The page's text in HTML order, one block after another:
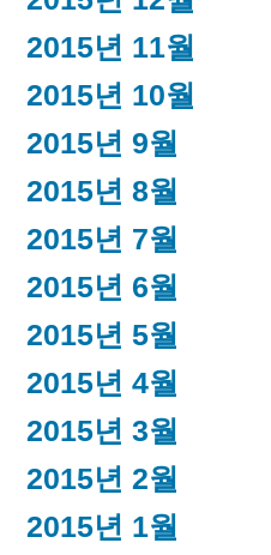
2015년 11월
2015년 10월
2015년 9월
2015년 8월
2015년 7월
2015년 6월
2015년 5월
2015년 4월
2015년 3월
2015년 2월
2015년 1월